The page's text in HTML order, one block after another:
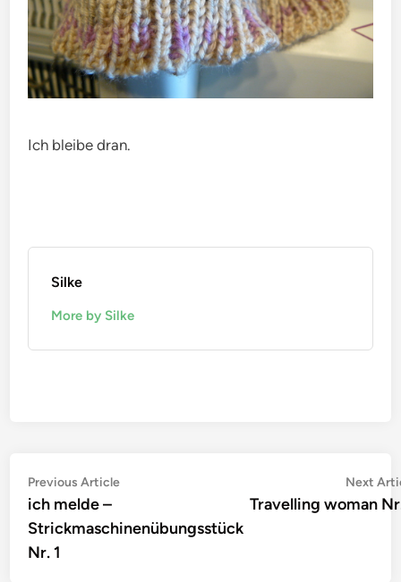
Ich bleibe dran.
Silke
More by Silke
Beitragsnavigation
Previous ArticlePrevious
ich melde –
Strickmaschinenübungsstück
Nr. 1
Next
Travelling woman